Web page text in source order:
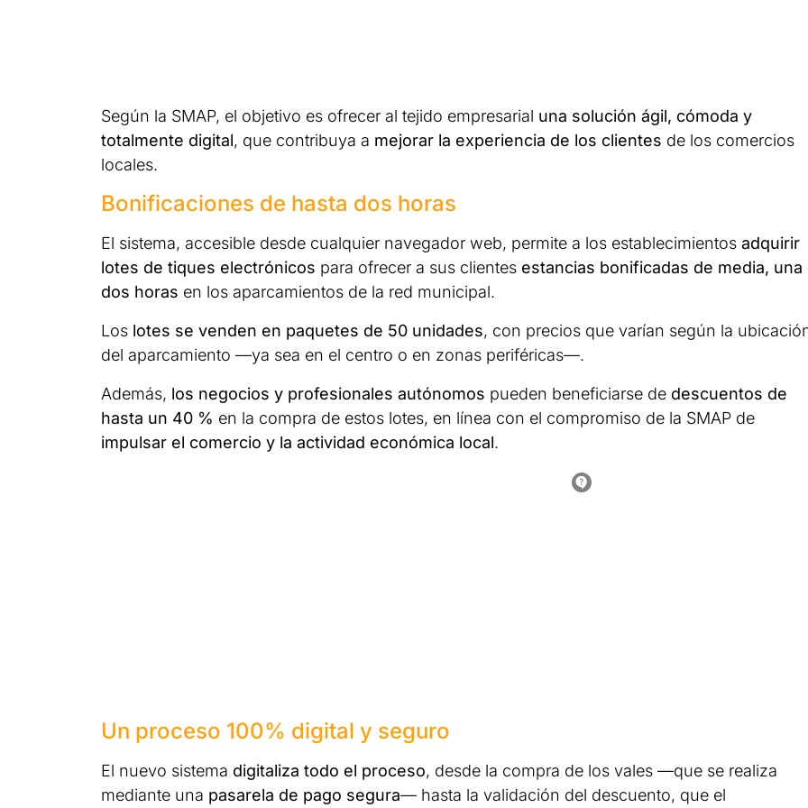
Según la SMAP, el objetivo es ofrecer al tejido empresarial una solución ágil, cómoda y
totalmente digital, que contribuya a mejorar la experiencia de los clientes de los comercios
locales.
Bonificaciones de hasta dos horas
El sistema, accesible desde cualquier navegador web, permite a los establecimientos adquirir
lotes de tiques electrónicos para ofrecer a sus clientes estancias bonificadas de media, una
dos horas en los aparcamientos de la red municipal.
Los lotes se venden en paquetes de 50 unidades, con precios que varían según la
del aparcamiento —ya sea en el centro o en zonas periféricas—.
Además, los negocios y profesionales autónomos pueden beneficiarse de descuentos de
hasta un 40 % en la compra de estos lotes, en línea con el compromiso de la SMAP de
impulsar el comercio y la actividad económica local.
Un proceso 100% digital y seguro
El nuevo sistema digitaliza todo el proceso, desde la compra de los vales —que se realiza
mediante una pasarela de pago segura— hasta la validación del descuento, que el